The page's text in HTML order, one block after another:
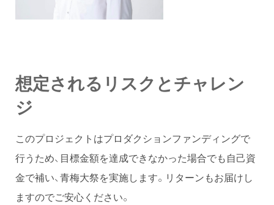
想定されるリスクとチャレン
ジ
このプロジェクトはプロダクションファンディングで
行うため、目標金額を達成できなかった場合でも自己資
金で補い、青梅大祭を実施します。リターンもお届けし
ますのでご安心ください。